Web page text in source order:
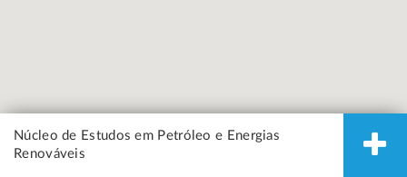
Núcleo de Estudos em Petróleo e Energias
Renováveis